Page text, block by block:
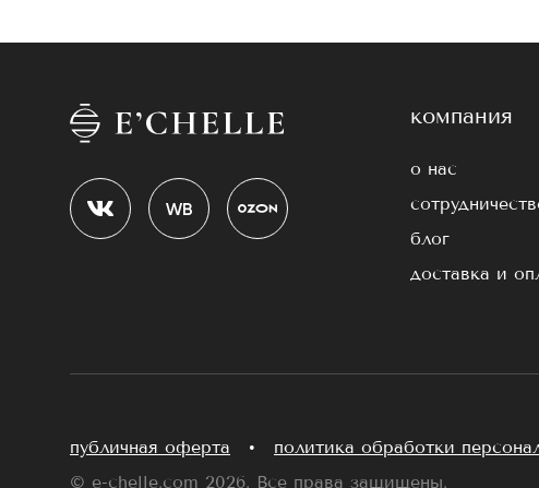
компания
о нас
блог
доставка и
публичная оферта •
политика обработки
© e-chelle.com 2026. Все права защищены.